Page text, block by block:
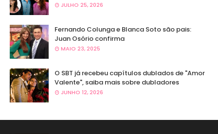
JULHO 25, 2026
Fernando Colunga e Blanca Soto são pais:
Juan Osório confirma
MAIO 23, 2025
O SBT já recebeu capítulos dublados de "Amor
Valente", saiba mais sobre dubladores
JUNHO 12, 2026